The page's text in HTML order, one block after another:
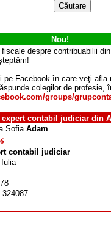
Nou!
despre contribuabilii
Facebook în care veţi afla
colegilor de profesie,
groups/
expert contabil judiciar din
Sofia Adam
contabil judiciar
324087